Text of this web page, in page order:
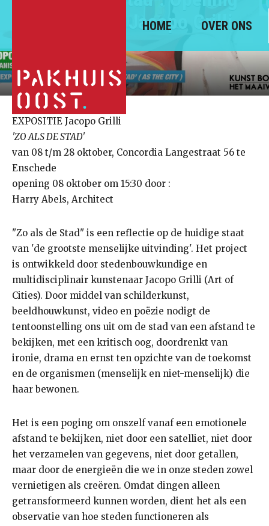
HOME OVER ONS
EXPOSITIE Jacopo Grilli
EXPOSITIE Jacopo Grilli
'ZO ALS DE STAD'
van 08 t/m 28 oktober, Concordia Langestraat 56 te
Enschede
opening 08 oktober om 15:30 door :
Harry Abels, Architect
"Zo als de Stad" is een reflectie op de huidige staat
van 'de grootste menselijke uitvinding'. Het project
is ontwikkeld door stedenbouwkundige en
multidisciplinair kunstenaar Jacopo Grilli (Art of
Cities). Door middel van schilderkunst,
beeldhouwkunst, video en poëzie nodigt de
tentoonstelling ons uit om de stad van een afstand te
bekijken, met een kritisch oog, doordrenkt van
ironie, drama en ernst ten opzichte van de toekomst
en de organismen (menselijk en niet-menselijk) die
haar bewonen.
Het is een poging om onszelf vanaf een emotionele
afstand te bekijken, niet door een satelliet, niet door
het verzamelen van gegevens, niet door getallen,
maar door de energieën die we in onze steden zowel
vernietigen als creëren. Omdat dingen alleen
getransformeerd kunnen worden, dient het als een
observatie van hoe steden functioneren als